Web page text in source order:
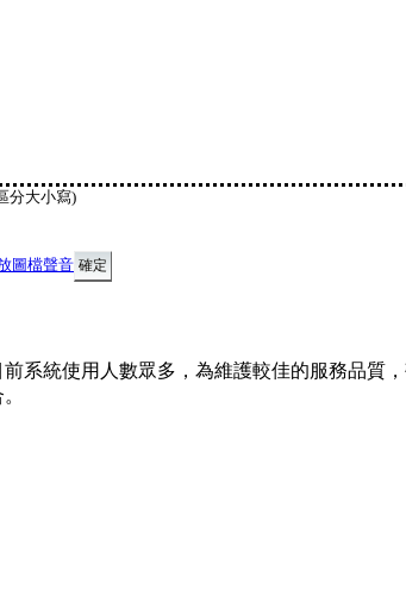
分大小寫)
圖檔聲音
系統使用人數眾多，為維護較佳的服務品質